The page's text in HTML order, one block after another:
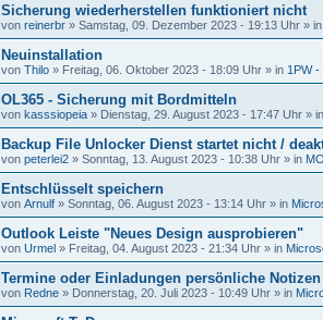
Sicherung wiederherstellen funktioniert nicht
von reinerbr » Samstag, 09. Dezember 2023 - 19:13 Uhr »
Neuinstallation
von Thilo » Freitag, 06. Oktober 2023 - 18:09 Uhr » in 1PW
OL365 - Sicherung mit Bordmitteln
von kasssiopeia » Dienstag, 29. August 2023 - 17:47 Uhr »
Backup File Unlocker Dienst startet nicht /
von peterlei2 » Sonntag, 13. August 2023 - 10:38 Uhr » in
Entschlüsselt speichern
von Arnulf » Sonntag, 06. August 2023 - 13:14 Uhr » in
Outlook Leiste "Neues Design ausprobieren"
von Urmel » Freitag, 04. August 2023 - 21:34 Uhr » in
Termine oder Einladungen persönliche
von Redne » Donnerstag, 20. Juli 2023 - 10:49 Uhr » in